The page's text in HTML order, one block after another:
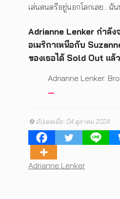
เล่นดนตรีอยู่นอกโลกเลย…ฉั
Adrianne Lenker กำลัง
อเมริกาเหนือกับ
ของเธอได้ Sold Out แล้
Adrianne Lenker:
🔄 อัปเดตเมื่อ: 04 ตุลาคม 2024
Tags
Adrianne Lenker